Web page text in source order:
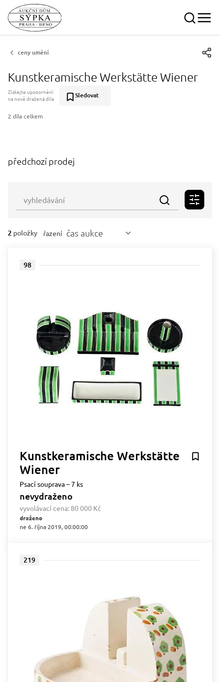
ceny umění
Kunstkeramische Werkstätte Wiener
Získejte upozornění
na nově dražená díla
Sledovat
2 díla celkem
předchozí prodej
2 položky řazení čas aukce
98
Kunstkeramische Werkstätte
Wiener
Psací souprava – 7 ks
nevydraženo
vyvolávací cena: 80 000 Kč
draženo
ne 6. října 2019, 00:00:00
219